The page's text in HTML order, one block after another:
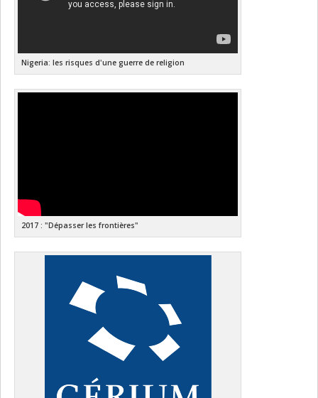
Nigeria: les risques d'une guerre de religion
2017 : "Dépasser les frontières"